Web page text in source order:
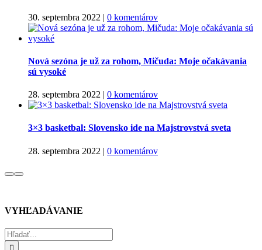
30. septembra 2022 | 0 komentárov
Nová sezóna je už za rohom, Mičuda: Moje očakávania
sú vysoké
28. septembra 2022 | 0 komentárov
3×3 basketbal: Slovensko ide na Majstrovstvá sveta
28. septembra 2022 | 0 komentárov
VYHĽADÁVANIE
Hľadať: